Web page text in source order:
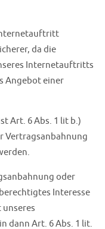
da die
Internetauftritts
Angebot einer
Art. 6 Abs. 1 lit b.)
Vertragsanbahnung
oder
Interesse
dann Art. 6 Abs. 1 lit.